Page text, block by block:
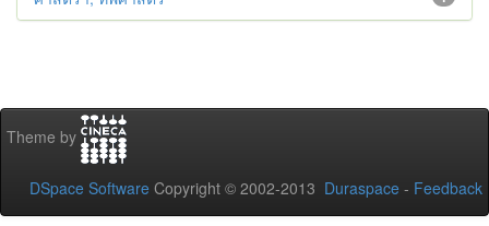
Theme by
DSpace Software Copyright © 2002-2013 Duraspace - Feedback